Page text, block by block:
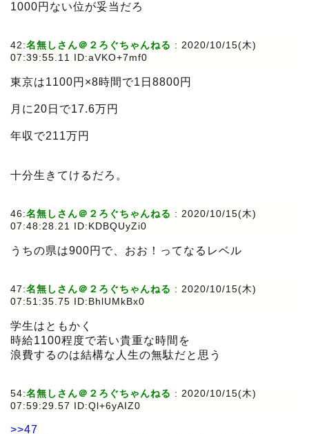
1000円ない位が妥当だろ
42:名無しさん＠２ろぐちゃんねる : 2020/10/15(木)
07:39:55.11 ID:aVKO+7mf0
東京は1100円×8時間で1日8800円
月に20日で17.6万円
年収で211万円
十分生きてけるだろ。
46:名無しさん＠２ろぐちゃんねる : 2020/10/15(木)
07:48:28.21 ID:KDBQUyZi0
うちの県は900円で、おお！ってなるレベル
47:名無しさん＠２ろぐちゃんねる : 2020/10/15(木)
07:51:35.75 ID:BhlUMkBx0
学生はともかく
時給1100程度で若い貴重な時間を
浪費するのは結構な人生の無駄だと思う
54:名無しさん＠２ろぐちゃんねる : 2020/10/15(木)
07:59:29.57 ID:Ql+6yAIZ0
>>47